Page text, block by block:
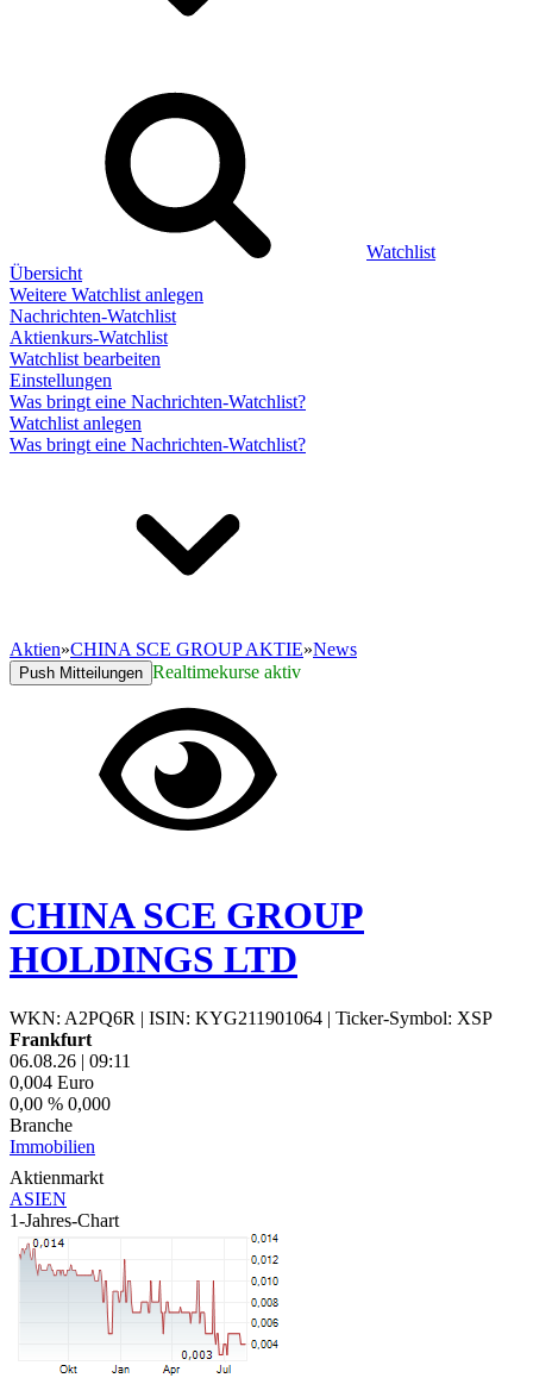
Watchlist
Übersicht
Weitere Watchlist anlegen
Nachrichten-Watchlist
Aktienkurs-Watchlist
Watchlist bearbeiten
Einstellungen
Was bringt eine Nachrichten-Watchlist?
Watchlist anlegen
Was bringt eine Nachrichten-Watchlist?
Aktien»CHINA SCE GROUP AKTIE»News
Push Mitteilungen Realtimekurse aktiv
CHINA SCE GROUP
HOLDINGS LTD
WKN: A2PQ6R | ISIN: KYG211901064 | Ticker-Symbol: XSP
Frankfurt
06.08.26 | 09:11
0,004 Euro
0,00 % 0,000
Branche
Immobilien
Aktienmarkt
ASIEN
1-Jahres-Chart